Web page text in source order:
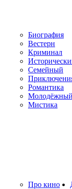
Биография
Вестерн
Криминал
Семейный
Романтика
Мистика
Про кино